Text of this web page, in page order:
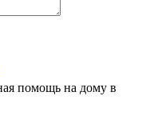
помощь на дому в